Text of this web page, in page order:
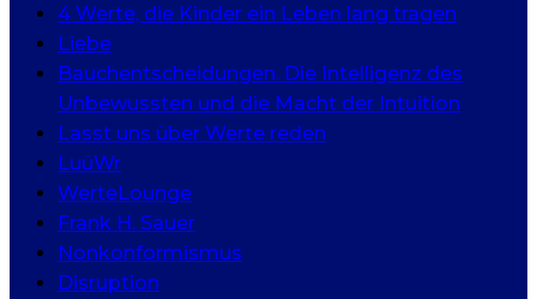
4 Werte, die Kinder ein Leben lang tragen
Liebe
Bauchentscheidungen. Die Intelligenz des
Unbewussten und die Macht der Intuition
Lasst uns über Werte reden
LuüWr
WerteLounge
Frank H. Sauer
Nonkonformismus
Disruption